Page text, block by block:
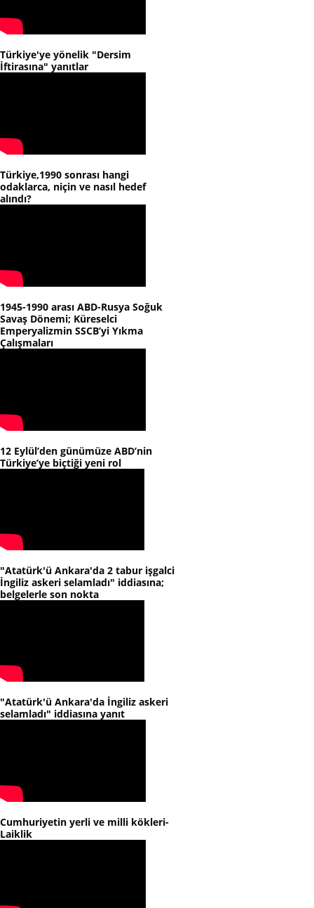
Türkiye'ye yönelik "Dersim
İftirasına" yanıtlar
Türkiye,1990 sonrası hangi
odaklarca, niçin ve nasıl hedef
alındı?
1945-1990 arası ABD-Rusya Soğuk
Savaş Dönemi; Küreselci
Emperyalizmin SSCB’yi Yıkma
Çalışmaları
12 Eylül’den günümüze ABD’nin
Türkiye’ye biçtiği yeni rol
"Atatürk'ü Ankara'da 2 tabur işgalci
İngiliz askeri selamladı" iddiasına;
belgelerle son nokta
"Atatürk'ü Ankara'da İngiliz askeri
selamladı" iddiasına yanıt
Cumhuriyetin yerli ve milli kökleri-
Laiklik